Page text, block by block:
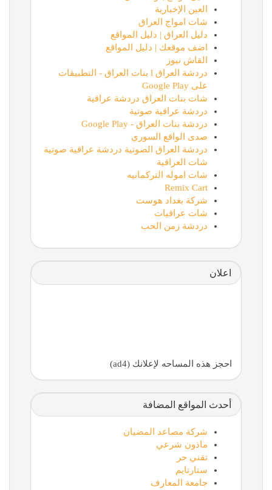
العين الإخبارية
شات امواج العراق
دليل العراق | دليل المواقع
اضف موقعك | دليل المواقع
القاش نيوز
دردشة العراق l بنات العراق - التطبيقات
على Google Play
شات بنات العراق دردشة عراقية
دردشة عراقية صوتية
دردشة بنات العراق - Google Play
صدى الواقع السوري
دردشة العراق الصوتية دردشة عراقية صوتية
شات العراقية
شات اموله التركمانيه
Remix Cart
شركة بغداد هوست
شات عراقيات
دردشة زمن الحب
اعلان
احجز هذه المساحه لإعلانك (ad4)
أحدث المواقع المضافة
شركة مصاعد المضيان
ماذون شرعي
تقني حر
ستارتايم
جامعة المعارف